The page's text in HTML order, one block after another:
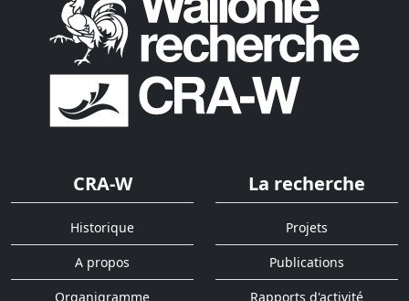
CRA-W
Historique
A propos
Organigramme
La recherche
Projets
Publications
Rapports d'activité